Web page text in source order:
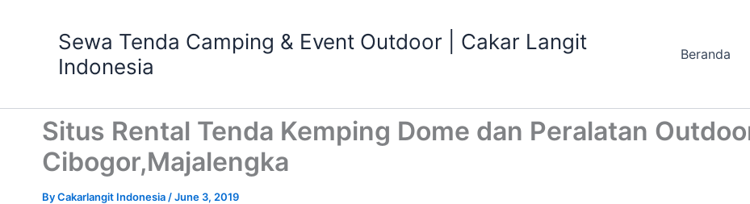
Sewa Tenda Camping & Event Outdoor | Cakar Langit
Indonesia
Beranda
Situs Rental Tenda Kemping Dome dan Peralatan
Cibogor,Majalengka
ByCakarlangit Indonesia /June 3, 2019